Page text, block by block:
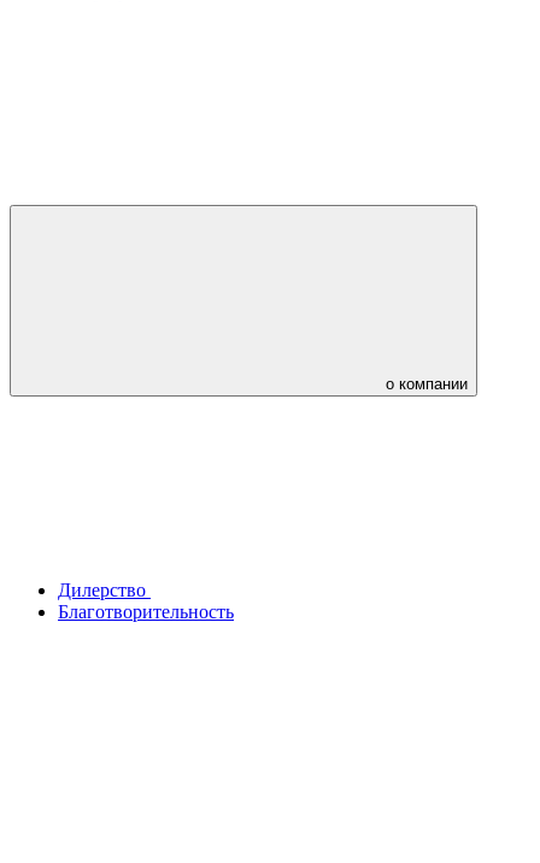
о компании
Дилерство
Благотворительность